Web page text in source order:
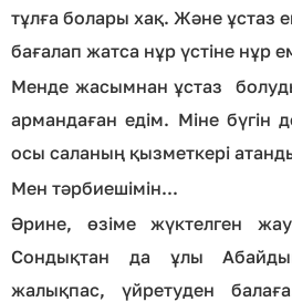
тұлға болары хақ. Және ұстаз
бағалап жатса нұр үстіне нұр
Менде жасымнан ұстаз
армандаған едім. Міне бүгін
осы саланың қызметкері
Мен тәрбиешімін...
Әрине, өзіме жүктелген
Сондықтан да ұлы
жалықпас, үйретуден